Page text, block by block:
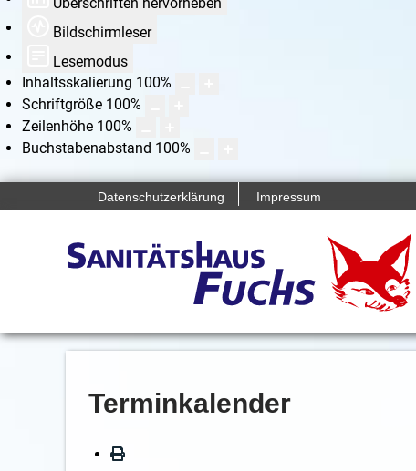
Bildschirmleser
Lesemodus
Inhaltsskalierung 100%
Schriftgröße 100%
Zeilenhöhe 100%
Buchstabenabstand 100%
Datenschutzerklärung Impressum
Terminkalender